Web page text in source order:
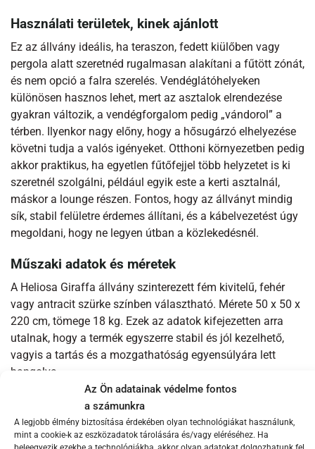
Az Ön adatainak védelme fontos
a számunkra
A legjobb élmény biztosítása érdekében olyan technológiákat használunk,
mint a cookie-k az eszközadatok tárolására és/vagy eléréséhez. Ha
Használati területek, kinek ajánlott
Ez az állvány ideális, ha teraszon, fedett kiülőben vagy
pergola alatt szeretnéd rugalmasan alakítani a fűtött zónát,
és nem opció a falra szerelés. Vendéglátóhelyeken
különösen hasznos lehet, mert az asztalok elrendezése
gyakran változik, a vendégforgalom pedig „vándorol” a
térben. Ilyenkor nagy előny, hogy a hősugárzó elhelyezése
követni tudja a valós igényeket. Otthoni környezetben pedig
akkor praktikus, ha egyetlen fűtőfejjel több helyzetet is ki
szeretnél szolgálni, például egyik este a kerti asztalnál,
máskor a lounge részen. Fontos, hogy az állványt mindig
sík, stabil felületre érdemes állítani, és a kábelvezetést úgy
megoldani, hogy ne legyen útban a közlekedésnél.
Műszaki adatok és méretek
A Heliosa Giraffa állvány szinterezett fém kivitelű, fehér
vagy antracit szürke színben választható. Mérete 50 x 50 x
220 cm, tömege 18 kg. Ezek az adatok kifejezetten arra
utalnak, hogy a termék egyszerre stabil és jól kezelhető,
vagyis a tartás és a mozgathatóság egyensúlyára lett
hangolva.
Anyaghasználat és tartósság
A porfestett, szinterezett felület a mindennapi használat
szempontjából kifejezetten előnyös, mert könnyen tisztán